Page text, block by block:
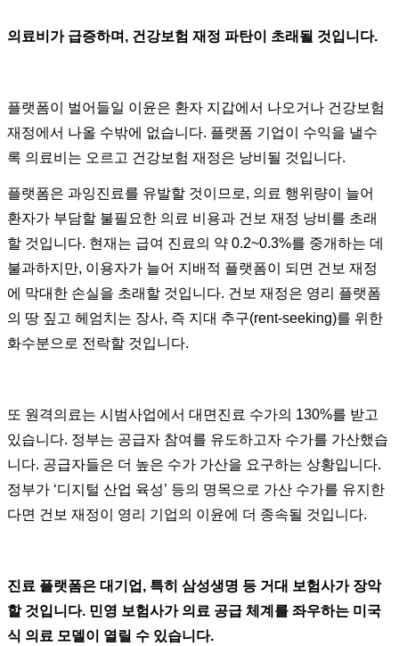
의료비가 급증하며, 건강보험 재정 파탄이 초래될 것입니다.
플랫폼이 벌어들일 이윤은 환자 지갑에서 나오거나 건강보험
재정에서 나올 수밖에 없습니다. 플랫폼 기업이 수익을 낼수
록 의료비는 오르고 건강보험 재정은 낭비될 것입니다.
플랫폼은 과잉진료를 유발할 것이므로, 의료 행위량이 늘어
환자가 부담할 불필요한 의료 비용과 건보 재정 낭비를 초래
할 것입니다. 현재는 급여 진료의 약 0.2~0.3%를 중개하는 데
불과하지만, 이용자가 늘어 지배적 플랫폼이 되면 건보 재정
에 막대한 손실을 초래할 것입니다. 건보 재정은 영리 플랫폼
의 땅 짚고 헤엄치는 장사, 즉 지대 추구(rent-seeking)를 위한
화수분으로 전락할 것입니다.
또 원격의료는 시범사업에서 대면진료 수가의 130%를 받고
있습니다. 정부는 공급자 참여를 유도하고자 수가를 가산했습
니다. 공급자들은 더 높은 수가 가산을 요구하는 상황입니다.
정부가 ‘디지털 산업 육성’ 등의 명목으로 가산 수가를 유지한
다면 건보 재정이 영리 기업의 이윤에 더 종속될 것입니다.
진료 플랫폼은 대기업, 특히 삼성생명 등 거대 보험사가 장악
할 것입니다. 민영 보험사가 의료 공급 체계를 좌우하는 미국
식 의료 모델이 열릴 수 있습니다.